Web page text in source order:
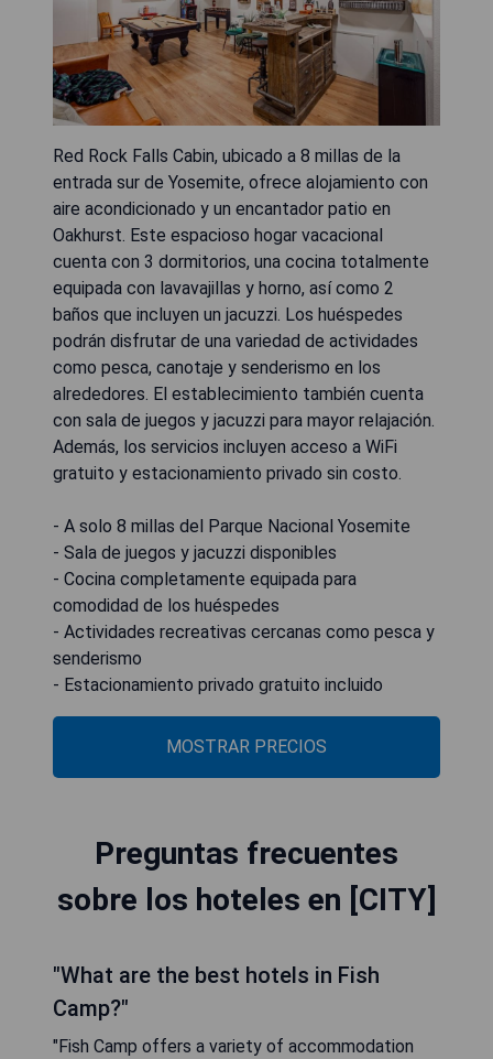
Red Rock Falls Cabin, ubicado a 8 millas de la
entrada sur de Yosemite, ofrece alojamiento con
aire acondicionado y un encantador patio en
Oakhurst. Este espacioso hogar vacacional
cuenta con 3 dormitorios, una cocina totalmente
equipada con lavavajillas y horno, así como 2
baños que incluyen un jacuzzi. Los huéspedes
podrán disfrutar de una variedad de actividades
como pesca, canotaje y senderismo en los
alrededores. El establecimiento también cuenta
con sala de juegos y jacuzzi para mayor relajación.
Además, los servicios incluyen acceso a WiFi
gratuito y estacionamiento privado sin costo.
- A solo 8 millas del Parque Nacional Yosemite
- Sala de juegos y jacuzzi disponibles
- Cocina completamente equipada para
comodidad de los huéspedes
- Actividades recreativas cercanas como pesca y
senderismo
- Estacionamiento privado gratuito incluido
MOSTRAR PRECIOS
Preguntas frecuentes
sobre los hoteles en [CITY]
"What are the best hotels in Fish
Camp?"
"Fish Camp offers a variety of accommodation